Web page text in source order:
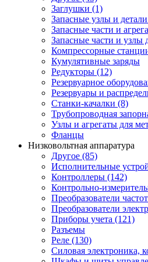
Заглушки (1)
Запасные узлы и
Запасные части и
Запасные части и узлы
Компрессорные
Кумулятивные заряды
Редукторы (12)
Резервуарное
Резервуары и
Станки-качалки (8)
Трубопроводная
Узлы и агрегаты для
Фланцы
Низковольтная аппаратура
Другое (85)
Исполнительные
Контроллеры (142)
Контрольно-
Преобразователи
Преобразователи
Приборы учета (121)
Разъемы
Реле (130)
Силовая электроника,